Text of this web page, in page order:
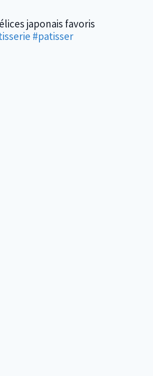
japonais favoris
#patisser